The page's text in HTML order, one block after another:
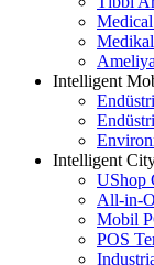
Intelligent
Intelligent
UShop
All-in-
Mobil
POS